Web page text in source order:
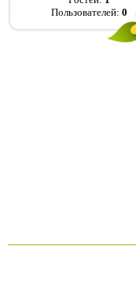
Пользователей: 0